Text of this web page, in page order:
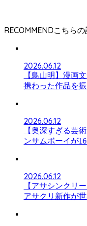
RECOMMEND
2026.06.12
【鳥山明】漫画
携わった作品を振
2026.06.12
【奥深すぎる芸
ンサムボーイが
2026.06.12
【アサシンクリ
アサクリ新作が